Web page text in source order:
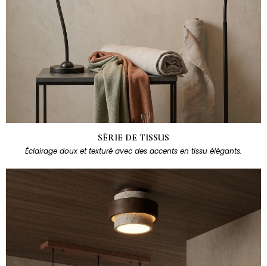
SÉRIE DE TISSUS
Éclairage doux et texturé avec des accents en tissu élégants.